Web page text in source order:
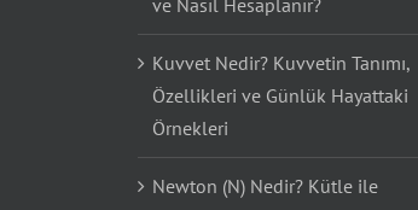
Basınç Nedir? Basınç Nasıl Oluşur
ve Nasıl Hesaplanır?
Kuvvet Nedir? Kuvvetin Tanımı,
Özellikleri ve Günlük Hayattaki
Örnekleri